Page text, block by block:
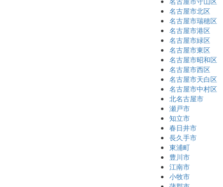
名古屋市北区
名古屋市瑞穂区
名古屋市港区
名古屋市緑区
名古屋市東区
名古屋市昭和区
名古屋市西区
名古屋市天白区
名古屋市中村区
北名古屋市
瀬戸市
知立市
春日井市
長久手市
東浦町
豊川市
江南市
小牧市